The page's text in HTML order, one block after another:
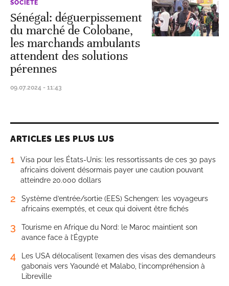
SOCIÉTÉ
Sénégal: déguerpissement
du marché de Colobane,
les marchands ambulants
attendent des solutions
pérennes
09.07.2024 - 11:43
ARTICLES LES PLUS LUS
1
Visa pour les États-Unis: les ressortissants de ces 30 pays
africains doivent désormais payer une caution pouvant
atteindre 20.000 dollars
2
Système d’entrée/sortie (EES) Schengen: les voyageurs
africains exemptés, et ceux qui doivent être fichés
3
Tourisme en Afrique du Nord: le Maroc maintient son
avance face à l’Égypte
4
Les USA délocalisent l’examen des visas des demandeurs
gabonais vers Yaoundé et Malabo, l’incompréhension à
Libreville